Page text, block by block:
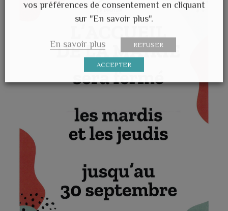
vos préférences de consentement en cliquant
sur "En savoir plus".
En savoir plus REFUSER
ACCEPTER